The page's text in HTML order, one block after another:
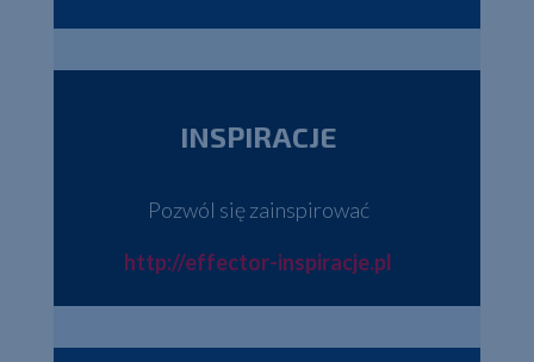
INSPIRACJE
Pozwól się zainspirować
http://effector-inspiracje.pl